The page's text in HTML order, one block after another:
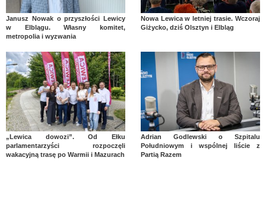
Janusz Nowak o przyszłości Lewicy
w Elblągu. Własny komitet,
metropolia i wyzwania
Nowa Lewica w letniej trasie. Wczoraj
Giżycko, dziś Olsztyn i Elbląg
„Lewica dowozi”. Od Ełku
parlamentarzyści rozpoczęli
wakacyjną trasę po Warmii i Mazurach
Adrian Godlewski o Szpitalu
Południowym i wspólnej liście z
Partią Razem